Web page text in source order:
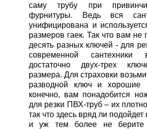
саму трубу при
фурнитуры. Ведь вся
унифицирована и
размеров гаек. Так что вам не
десять разных ключей - для
современной
достаточно двух-трех
размера. Для страховки
разводной ключ и хорошие
конечно, вам понадобится
для резки ПВХ-труб – их
так что здесь вряд ли
и уж тем более не берите